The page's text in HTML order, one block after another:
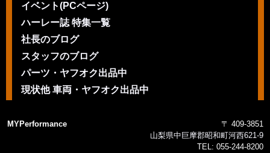
イベント(PCページ)
ハーレー誌 特集一覧
社長のブログ
スタッフのブログ
パーツ・ヤフオク出品中
現状他 車両・ヤフオク出品中
MYPerformance
〒 409-3851
山梨県中巨摩郡昭和町河西621-9
TEL: 055-244-8200